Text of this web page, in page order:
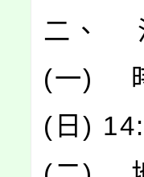
二、
(一)
(日)